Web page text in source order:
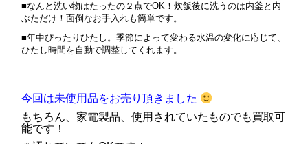
■なんと洗い物はたったの２点でOK！炊飯後に洗うのは内釜と内
ぶただけ！面倒なお手入れも簡単です。
■年中ぴったりひたし。季節によって変わる水温の変化に応じて、
ひたし時間を自動で調整してくれます。
今回は未使用品をお売り頂きました
もちろん、家電製品、使用されていたものでも買取可
能です！